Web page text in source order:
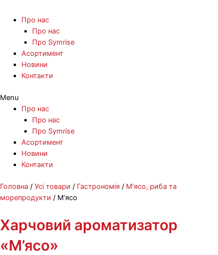
Про нас
Про нас
Про Symrise
Асортимент
Новини
Контакти
Menu
Про нас
Про нас
Про Symrise
Асортимент
Новини
Контакти
Перейти
до
Головна / Усі товари / Гастрономія / М’ясо, риба та
морепродукти / М’ясо
Харчовий ароматизатор
«М’ясо»